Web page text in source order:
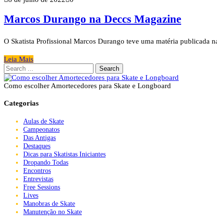
Marcos Durango na Deccs Magazine
O Skatista Profissional Marcos Durango teve uma matéria publicada
Leia Mais
Search
for:
Como escolher Amortecedores para Skate e Longboard
Categorias
Aulas de Skate
Campeonatos
Das Antigas
Destaques
Dicas para Skatistas Iniciantes
Dropando Todas
Encontros
Entrevistas
Free Sessions
Lives
Manobras de Skate
Manutenção no Skate